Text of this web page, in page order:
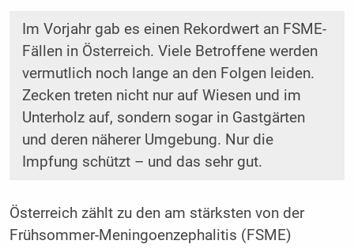
Im Vorjahr gab es einen Rekordwert an FSME-
Fällen in Österreich. Viele Betroffene werden
vermutlich noch lange an den Folgen leiden.
Zecken treten nicht nur auf Wiesen und im
Unterholz auf, sondern sogar in Gastgärten
und deren näherer Umgebung. Nur die
Impfung schützt – und das sehr gut.
Österreich zählt zu den am stärksten von der
Frühsommer-Meningoenzephalitis (FSME)